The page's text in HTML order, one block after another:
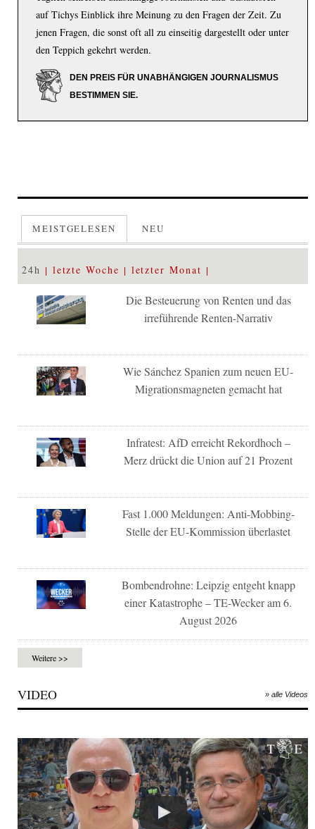
auf Tichys Einblick ihre Meinung zu den Fragen der Zeit. Zu
jenen Fragen, die sonst oft all zu einseitig dargestellt oder unter
den Teppich gekehrt werden.
DEN PREIS FÜR UNABHÄNGIGEN JOURNALISMUS
BESTIMMEN SIE.
MEISTGELESEN NEU
24h letzte Woche letzter Monat
Die Besteuerung von Renten und das
irreführende Renten-Narrativ
Wie Sánchez Spanien zum neuen EU-
Migrationsmagneten gemacht hat
Infratest: AfD erreicht Rekordhoch –
Merz drückt die Union auf 21 Prozent
Fast 1.000 Meldungen: Anti-Mobbing-
Stelle der EU-Kommission überlastet
Bombendrohne: Leipzig entgeht knapp
einer Katastrophe – TE-Wecker am 6.
August 2026
Weitere >>
VIDEO » alle Videos